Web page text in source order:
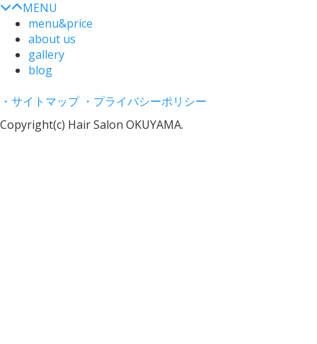
MENU
menu&price
about us
gallery
blog
・サイトマップ ・プライバシーポリシー
Copyright(c) Hair Salon OKUYAMA.